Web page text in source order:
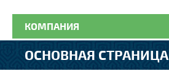
КОМПАНИЯ
ОСНОВНАЯ СТРАНИЦА